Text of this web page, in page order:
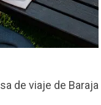
de viaje de Baraja